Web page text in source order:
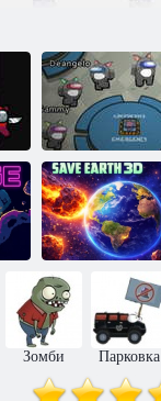
Амонг Ас: Том
и Джерри
Спасите Землю
3D
Зомби Парковка